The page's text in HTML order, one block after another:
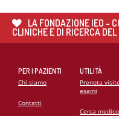
PROF. GIANFRANCO
CARDIO MONZINO 2025
LA FONDAZIONE IEO -
CLINICHE E DI RICERCA
PER I PAZIENTI
Chi siamo
Contatti
UTILITÀ
Prenota
esami
Cerca medico